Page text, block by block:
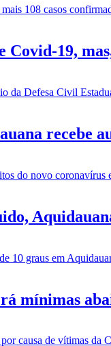
Covid-19,
recebe
mínimas